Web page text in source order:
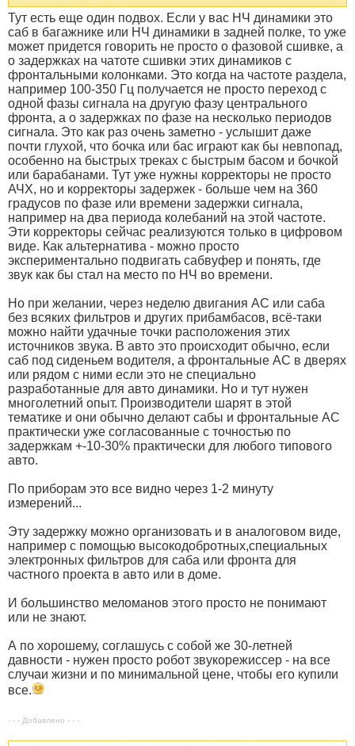
Тут есть еще один подвох. Если у вас НЧ динамики это
саб в багажнике или НЧ динамики в задней полке, то уже
может придется говорить не просто о фазовой сшивке, а
о задержках на чатоте сшивки этих динамиков с
фронтальными колонками. Это когда на частоте раздела,
например 100-350 Гц получается не просто переход с
одной фазы сигнала на другую фазу центрального
фронта, а о задержках по фазе на несколько периодов
сигнала. Это как раз очень заметно - услышит даже
почти глухой, что бочка или бас играют как бы невпопад,
особенно на быстрых треках с быстрым басом и бочкой
или барабанами. Тут уже нужны корректоры не просто
АЧХ, но и корректоры задержек - больше чем на 360
градусов по фазе или времени задержки сигнала,
например на два периода колебаний на этой частоте.
Эти корректоры сейчас реализуются только в цифровом
виде. Как альтернатива - можно просто
экспериментально подвигать сабвуфер и понять, где
звук как бы стал на место по НЧ во времени.
Но при желании, через неделю двигания АС или саба
без всяких фильтров и других прибамбасов, всё-таки
можно найти удачные точки расположения этих
источников звука. В авто это происходит обычно, если
саб под сиденьем водителя, а фронтальные АС в дверях
или рядом с ними если это не специально
разработанные для авто динамики. Но и тут нужен
многолетний опыт. Производители шарят в этой
тематике и они обычно делают сабы и фронтальные АС
практически уже согласованные с точностью по
задержкам +-10-30% практически для любого типового
авто.
По приборам это все видно через 1-2 минуту
измерений...
Эту задержку можно организовать и в аналоговом виде,
например с помощью высокодобротных,специальных
электронных фильтров для саба или фронта для
частного проекта в авто или в доме.
И большинство меломанов этого просто не понимают
или не знают.
А по хорошему, соглашусь с собой же 30-летней
давности - нужен просто робот звукорежиссер - на все
случаи жизни и по минимальной цене, чтобы его купили
все.
- - - Добавлено - - -